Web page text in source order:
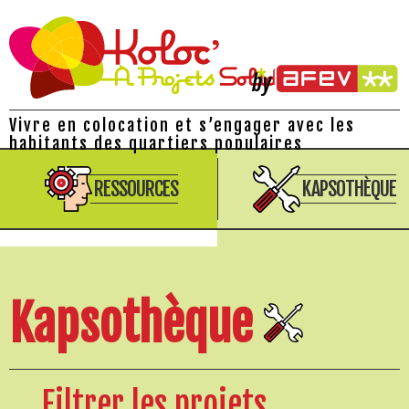
Vivre en colocation et s’engager avec les
habitants des quartiers populaires
RESSOURCES KAPSOTHÈQUE
Kapsothèque